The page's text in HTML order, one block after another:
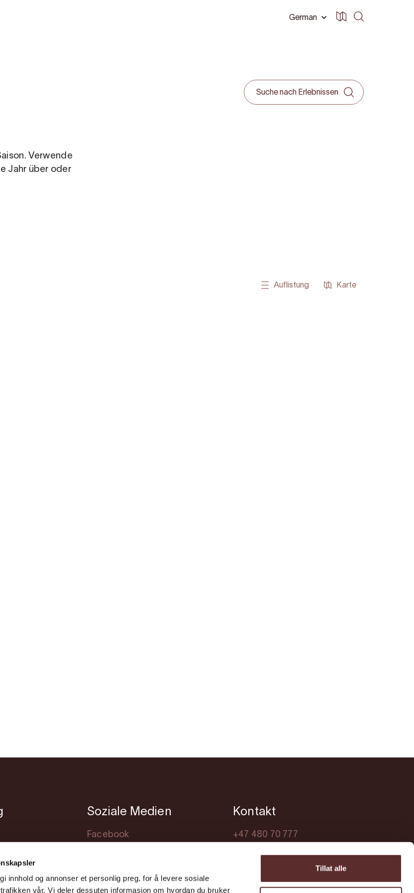
innhold og annonser et personlig preg, for å levere sosiale
vår. Vi deler dessuten informasjon om hvordan du bruker
Tillat alle
German
Verwende
Jahr über oder
Auflistung Karte
Soziale Medien
Facebook
Kontakt
+47 480 70 777